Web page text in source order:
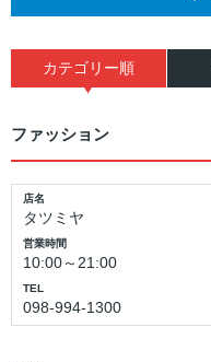
カテゴリー順
ファッション
店名
タツミヤ
営業時間
10:00～21:00
TEL
098-994-1300